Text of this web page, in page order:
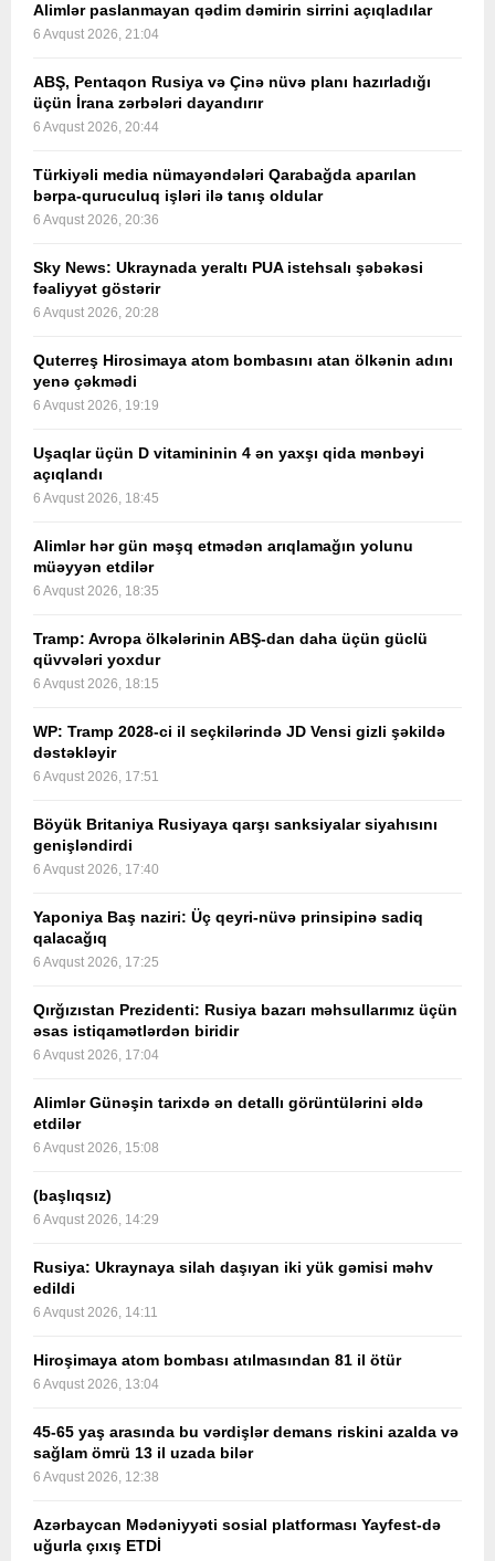
Alimlər paslanmayan qədim dəmirin sirrini açıqladılar
6 Avqust 2026, 21:04
ABŞ, Pentaqon Rusiya və Çinə nüvə planı hazırladığı
üçün İrana zərbələri dayandırır
6 Avqust 2026, 20:44
Türkiyəli media nümayəndələri Qarabağda aparılan
bərpa-quruculuq işləri ilə tanış oldular
6 Avqust 2026, 20:36
Sky News: Ukraynada yeraltı PUA istehsalı şəbəkəsi
fəaliyyət göstərir
6 Avqust 2026, 20:28
Quterreş Hirosimaya atom bombasını atan ölkənin adını
yenə çəkmədi
6 Avqust 2026, 19:19
Uşaqlar üçün D vitamininin 4 ən yaxşı qida mənbəyi
açıqlandı
6 Avqust 2026, 18:45
Alimlər hər gün məşq etmədən arıqlamağın yolunu
müəyyən etdilər
6 Avqust 2026, 18:35
Tramp: Avropa ölkələrinin ABŞ-dan daha üçün güclü
qüvvələri yoxdur
6 Avqust 2026, 18:15
WP: Tramp 2028-ci il seçkilərində JD Vensi gizli şəkildə
dəstəkləyir
6 Avqust 2026, 17:51
Böyük Britaniya Rusiyaya qarşı sanksiyalar siyahısını
genişləndirdi
6 Avqust 2026, 17:40
Yaponiya Baş naziri: Üç qeyri-nüvə prinsipinə sadiq
qalacağıq
6 Avqust 2026, 17:25
Qırğızıstan Prezidenti: Rusiya bazarı məhsullarımız üçün
əsas istiqamətlərdən biridir
6 Avqust 2026, 17:04
Alimlər Günəşin tarixdə ən detallı görüntülərini əldə
etdilər
6 Avqust 2026, 15:08
(başlıqsız)
6 Avqust 2026, 14:29
Rusiya: Ukraynaya silah daşıyan iki yük gəmisi məhv
edildi
6 Avqust 2026, 14:11
Hiroşimaya atom bombası atılmasından 81 il ötür
6 Avqust 2026, 13:04
45-65 yaş arasında bu vərdişlər demans riskini azalda və
sağlam ömrü 13 il uzada bilər
6 Avqust 2026, 12:38
Azərbaycan Mədəniyyəti sosial platforması Yayfest-də
uğurla çıxış ETDİ